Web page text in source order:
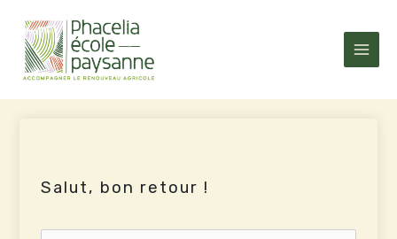
contenu
Salut, bon retour !